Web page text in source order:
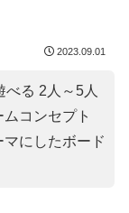
2023.09.01
る 2人～5人
コンセプト
マにしたボード